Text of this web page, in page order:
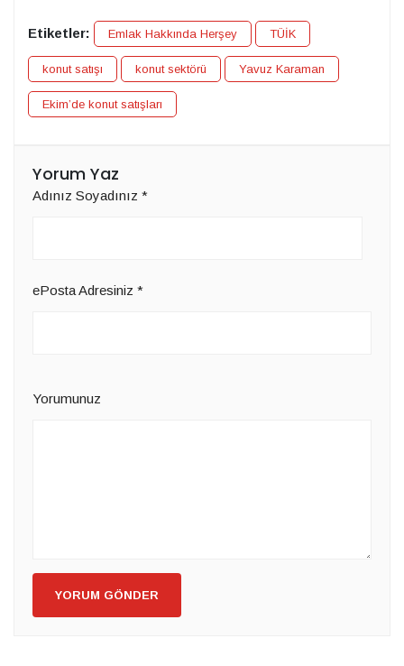
Etiketler: Emlak Hakkında Herşey TÜİK
konut satışı konut sektörü Yavuz Karaman
Ekim’de konut satışları
Yorum Yaz
Adınız Soyadınız *
ePosta Adresiniz *
Yorumunuz
YORUM GÖNDER